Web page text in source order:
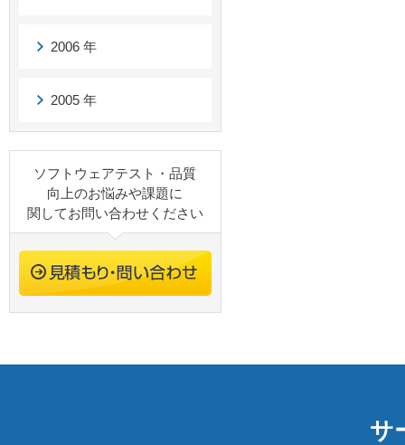
2006 年
2005 年
ソフトウェアテスト・品質
向上のお悩みや課題に
関してお問い合わせください
サ